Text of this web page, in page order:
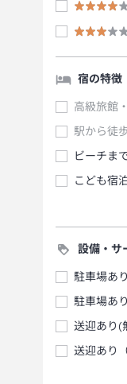
宿の特徴
高級旅館
駅から徒
ビーチま
こども宿
設備・サ
駐車場あ
駐車場あ
送迎あり(
送迎あり